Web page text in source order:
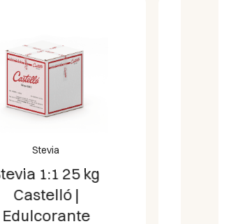
Stevia 1-1
Doypack 850gr |